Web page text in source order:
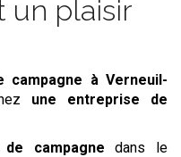
un plaisir
campagne à Verneuil-
une entreprise de
de campagne dans le